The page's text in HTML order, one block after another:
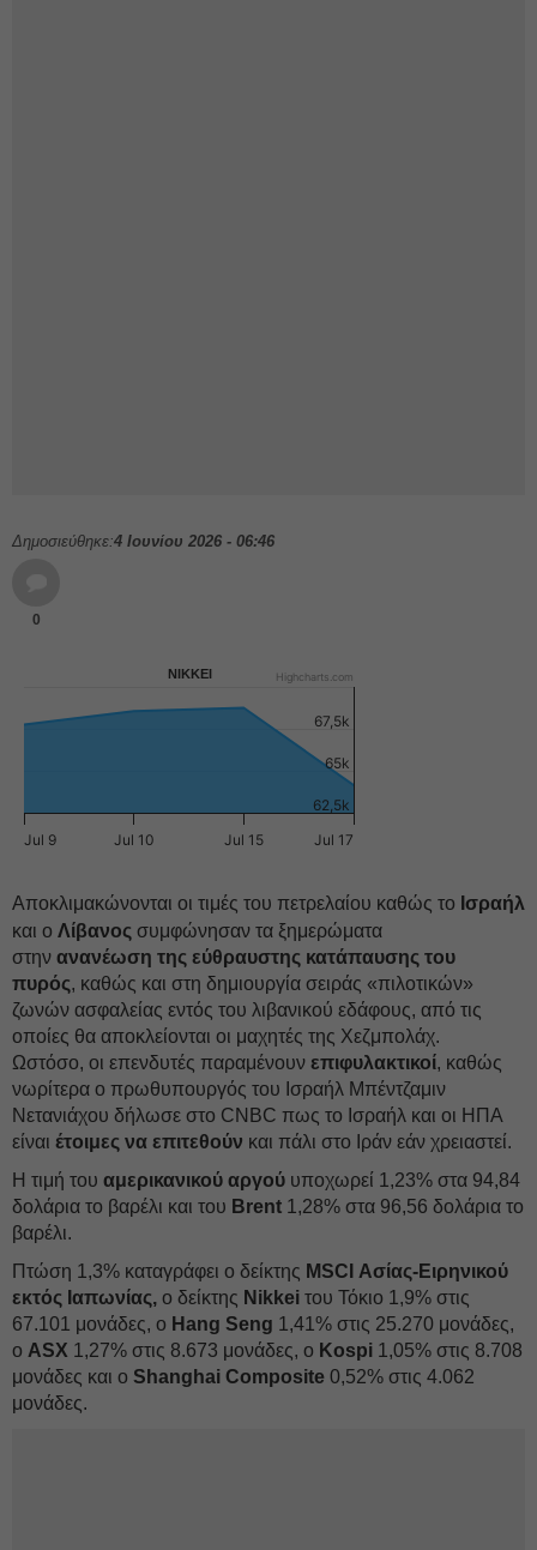
Δημοσιεύθηκε:4 Ιουνίου 2026 - 06:46
0
NIKKEI
Jul 9 Jul 10 Jul 15 Jul 17
62,5k
65k
67,5k
Highcharts.com
Αποκλιμακώνονται οι τιμές του πετρελαίου καθώς το Ισραήλ
και ο Λίβανος συμφώνησαν τα ξημερώματα
στην ανανέωση της εύθραυστης κατάπαυσης του
πυρός, καθώς και στη δημιουργία σειράς «πιλοτικών»
ζωνών ασφαλείας εντός του λιβανικού εδάφους, από τις
οποίες θα αποκλείονται οι μαχητές της Χεζμπολάχ.
Ωστόσο, οι επενδυτές παραμένουν επιφυλακτικοί, καθώς
νωρίτερα ο πρωθυπουργός του Ισραήλ Μπέντζαμιν
Νετανιάχου δήλωσε στο CNBC πως το Ισραήλ και οι ΗΠΑ
είναι έτοιμες να επιτεθούν και πάλι στο Ιράν εάν χρειαστεί.
Η τιμή του αμερικανικού αργού υποχωρεί 1,23% στα 94,84
δολάρια το βαρέλι και του Brent 1,28% στα 96,56 δολάρια το
βαρέλι.
Πτώση 1,3% καταγράφει ο δείκτης MSCI Ασίας-Ειρηνικού
εκτός Ιαπωνίας, ο δείκτης Nikkei του Τόκιο 1,9% στις
67.101 μονάδες, ο Hang Seng 1,41% στις 25.270 μονάδες,
ο ASX 1,27% στις 8.673 μονάδες, ο Kospi 1,05% στις 8.708
μονάδες και ο Shanghai Composite 0,52% στις 4.062
μονάδες.